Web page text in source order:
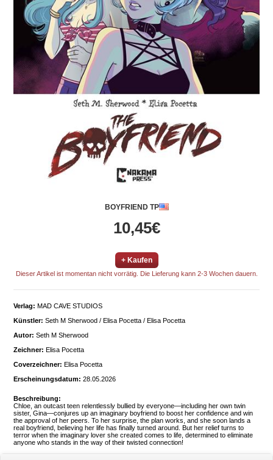
BOYFRIEND TP
10,45€
+ Kaufen
Dieser Artikel ist momentan nicht vorrätig. Die Lieferung kann 2-3 Wochen dauern.
Verlag: MAD CAVE STUDIOS
Künstler: Seth M Sherwood / Elisa Pocetta / Elisa Pocetta
Autor: Seth M Sherwood
Zeichner: Elisa Pocetta
Coverzeichner: Elisa Pocetta
Erscheinungsdatum: 28.05.2026
Beschreibung:
Chloe, an outcast teen relentlessly bullied by everyone—including her own twin
sister, Gina—conjures up an imaginary boyfriend to boost her confidence and win
the approval of her peers. To her surprise, the plan works, and she soon lands a
real boyfriend, believing her life has finally turned around. But her relief turns to
terror when the imaginary lover she created comes to life, determined to eliminate
anyone who stands in the way of their twisted connection!